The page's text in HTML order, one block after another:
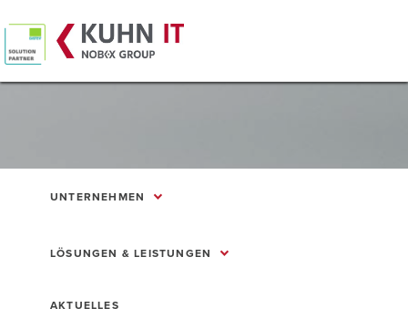
UNTERNEHMEN
LÖSUNGEN & LEISTUNGEN
AKTUELLES